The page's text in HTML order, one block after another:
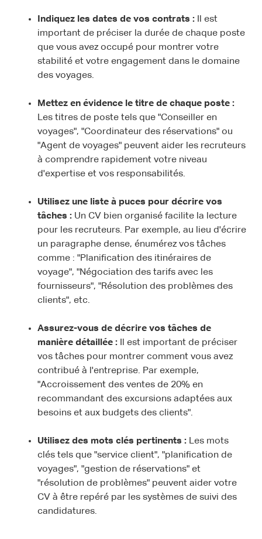
Indiquez les dates de vos contrats : Il est
important de préciser la durée de chaque poste
que vous avez occupé pour montrer votre
stabilité et votre engagement dans le domaine
des voyages.
Mettez en évidence le titre de chaque poste :
Les titres de poste tels que "Conseiller en
voyages", "Coordinateur des réservations" ou
"Agent de voyages" peuvent aider les recruteurs
à comprendre rapidement votre niveau
d'expertise et vos responsabilités.
Utilisez une liste à puces pour décrire vos
tâches : Un CV bien organisé facilite la lecture
pour les recruteurs. Par exemple, au lieu d'écrire
un paragraphe dense, énumérez vos tâches
comme : "Planification des itinéraires de
voyage", "Négociation des tarifs avec les
fournisseurs", "Résolution des problèmes des
clients", etc.
Assurez-vous de décrire vos tâches de
manière détaillée : Il est important de préciser
vos tâches pour montrer comment vous avez
contribué à l'entreprise. Par exemple,
"Accroissement des ventes de 20% en
recommandant des excursions adaptées aux
besoins et aux budgets des clients".
Utilisez des mots clés pertinents : Les mots
clés tels que "service client", "planification de
voyages", "gestion de réservations" et
"résolution de problèmes" peuvent aider votre
CV à être repéré par les systèmes de suivi des
candidatures.